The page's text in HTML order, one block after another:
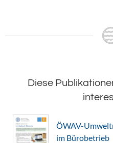
Diese
ÖWAV-
im Bürobetrieb